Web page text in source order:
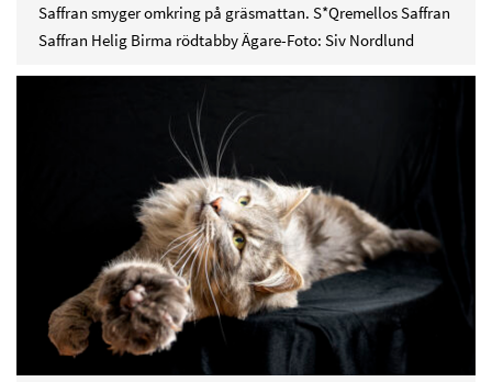
Saffran smyger omkring på gräsmattan. S*Qremellos Saffran
Saffran Helig Birma rödtabby Ägare-Foto: Siv Nordlund